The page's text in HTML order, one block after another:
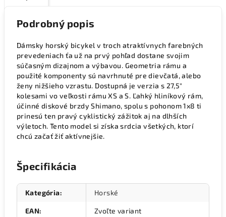
Podrobný popis
Dámsky horský bicykel v troch atraktívnych farebných
prevedeniach ťa už na prvý pohľad dostane svojim
súčasným dizajnom a výbavou. Geometria rámu a
použité komponenty sú navrhnuté pre dievčatá, alebo
ženy nižšieho vzrastu. Dostupná je verzia s 27,5"
kolesami vo veľkosti rámu XS a S. Ľahký hliníkový rám,
účinné diskové brzdy Shimano, spolu s pohonom 1x8 ti
prinesú ten pravý cyklistický zážitok aj na dlhších
výletoch. Tento model si získa srdcia všetkých, ktorí
chcú začať žiť aktívnejšie.
Špecifikácia
Kategória: Horské
EAN: Zvoľte variant